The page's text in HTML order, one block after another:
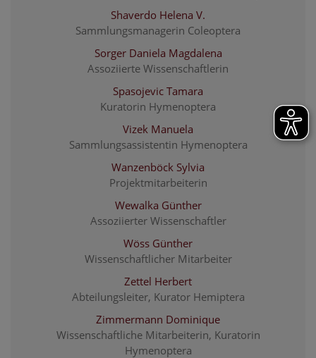
Shaverdo Helena V.
Sammlungsmanagerin Coleoptera
Sorger Daniela Magdalena
Assoziierte Wissenschaftlerin
Spasojevic Tamara
Kuratorin Hymenoptera
Vizek Manuela
Sammlungsassistentin Hymenoptera
Wanzenböck Sylvia
Projektmitarbeiterin
Wewalka Günther
Assoziierter Wissenschaftler
Wöss Günther
Wissenschaftlicher Mitarbeiter
Zettel Herbert
Abteilungsleiter, Kurator Hemiptera
Zimmermann Dominique
Wissenschaftliche Mitarbeiterin, Kuratorin
Hymenoptera